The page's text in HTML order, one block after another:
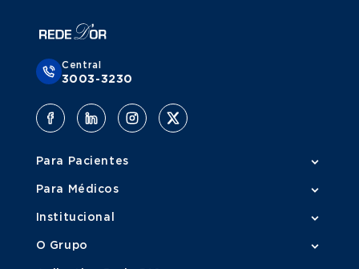
Central
3003-3230
Para Pacientes
Para Médicos
Institucional
O Grupo